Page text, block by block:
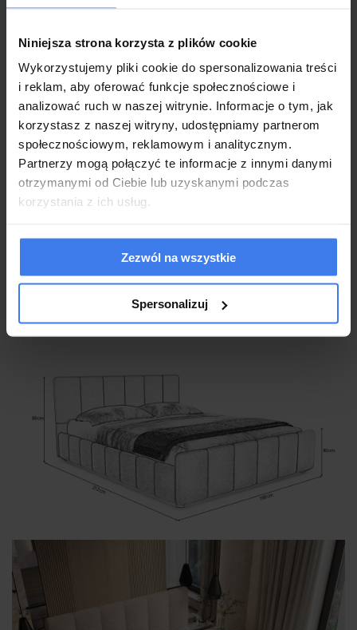
Niniejsza strona korzysta z plików cookie
Wykorzystujemy pliki cookie do spersonalizowania treści
i reklam, aby oferować funkcje społecznościowe i
analizować ruch w naszej witrynie. Informacje o tym, jak
korzystasz z naszej witryny, udostępniamy partnerom
społecznościowym, reklamowym i analitycznym.
Partnerzy mogą połączyć te informacje z innymi danymi
otrzymanymi od Ciebie lub uzyskanymi podczas
korzystania z ich usług.
Zezwól na wszystkie
Spersonalizuj
Materac:
Wykonanie:
Łóżko wykonane z najwyższej jakości materiałów
Nowoczesna konstrukcja i pionowe symetryczne przeszycia
Miękka tkanina boucle dodająca przytulności
Wyprofilowany wysoki zagłówek 88 cm
Podnośniki gazowe ułatwiające otwieranie
Łóżko w komplecie z metalowym stelażem na listewkach
sprężynujących
2-letnia gwarancja dla klientów będących konsumentami
Produkt nowy, fabrycznie zapakowany, do samodzielnego
montażu